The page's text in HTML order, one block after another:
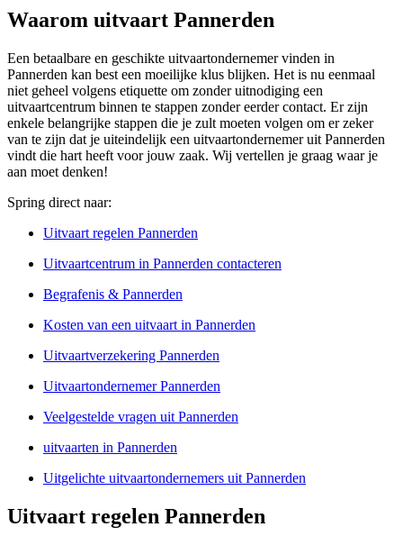
Waarom uitvaart Pannerden
Een betaalbare en geschikte uitvaartondernemer vinden in
Pannerden kan best een moeilijke klus blijken. Het is nu eenmaal
niet geheel volgens etiquette om zonder uitnodiging een
uitvaartcentrum binnen te stappen zonder eerder contact. Er zijn
enkele belangrijke stappen die je zult moeten volgen om er zeker
van te zijn dat je uiteindelijk een uitvaartondernemer uit Pannerden
vindt die hart heeft voor jouw zaak. Wij vertellen je graag waar je
aan moet denken!
Spring direct naar:
Uitvaart regelen Pannerden
Uitvaartcentrum in Pannerden contacteren
Begrafenis & Pannerden
Kosten van een uitvaart in Pannerden
Uitvaartverzekering Pannerden
Uitvaartondernemer Pannerden
Veelgestelde vragen uit Pannerden
uitvaarten in Pannerden
Uitgelichte uitvaartondernemers uit Pannerden
Uitvaart regelen Pannerden